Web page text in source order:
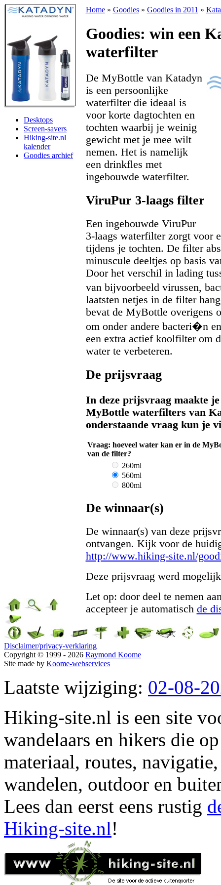
Desktops
Screen-savers
Hiking-site.nl
kalender
Goodies archief
Home» Goodies» Goodies in 2011 »
Goodies: win een
waterfilter
De MyBottle van Katadyn
is een persoonlijke
waterfilter die ideaal is
voor korte dagtochten en
tochten waarbij je weinig
gewicht met je mee wilt
nemen. Het is namelijk
een drinkfles met
ingebouwde waterfilter.
ViruPur 3-laags filter
Een ingebouwde ViruPur
3-laags waterfilter zorgt voor
tijdens je tochten. De filter
minuscule deeltjes op basis
Door het verschil in lading
van bijvoorbeeld virussen,
laatsten netjes in de filter
bevat de MyBottle overigens
om onder andere bacteri�n
een extra actief koolfilter om
water te verbeteren.
De prijsvraag
In deze prijsvraag maakte
MyBottle waterfilters van
onderstaande vraag kun je
Vraag: hoeveel water kan er in de
van de filter?
260ml
560ml
800ml
De winnaar(s)
De winnaar(s) van deze
ontvangen. Kijk voor de
http://www.hiking-site.nl/
Deze prijsvraag werd
Let op: door deel te nemen
accepteer je automatisch de
Disclaimer/privacy-verklaring
Copyright © 1999 - 2026 Raymond Koome
Site made by Koome-webservices
Laatste wijziging: 02-08-
Hiking-site.nl is een site
wandelaars en hikers die
materiaal, routes,
wandelen, outdoor en
Lees dan eerst eens rustig
Hiking-site.nl!